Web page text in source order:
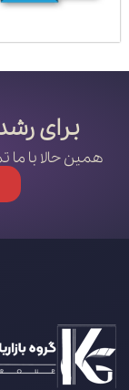
برای
همین حالا با ما